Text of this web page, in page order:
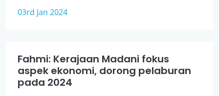
03rd Jan 2024
Fahmi: Kerajaan Madani fokus
aspek ekonomi, dorong pelaburan
pada 2024